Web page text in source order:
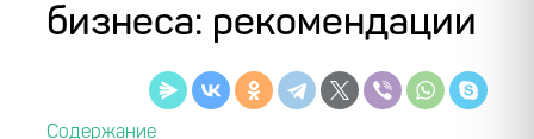
бизнеса: рекомендации